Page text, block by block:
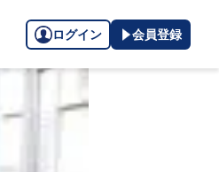
ログイン 会員登録